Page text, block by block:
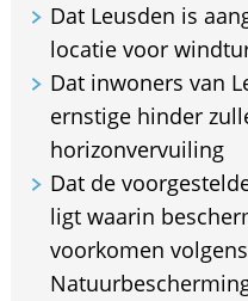
Dat Leusden is
locatie voor
Dat inwoners van
ernstige hinder
horizonvervuiling
Dat de
ligt waarin
voorkomen